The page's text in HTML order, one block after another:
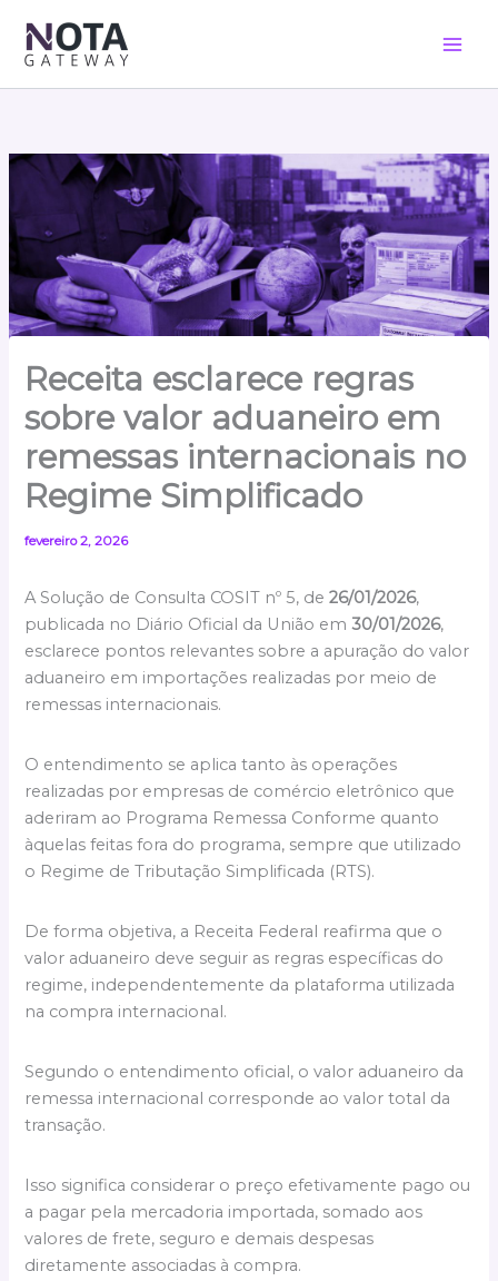
para
conteúdo
Receita esclarece regras
sobre valor aduaneiro em
remessas internacionais no
Regime Simplificado
fevereiro 2, 2026
A Solução de Consulta COSIT nº 5, de26/01/2026,
publicada no Diário Oficial da União em30/01/2026,
esclarece pontos relevantes sobre a apuração do valor
aduaneiro em importações realizadas por meio de
remessas internacionais.
O entendimento se aplica tanto às operações
realizadas por empresas de comércio eletrônico que
aderiram ao Programa Remessa Conforme quanto
àquelas feitas fora do programa, sempre que utilizado
o Regime de Tributação Simplificada (RTS).
De forma objetiva, a Receita Federal reafirma que o
valor aduaneiro deve seguir as regras específicas do
regime, independentemente da plataforma utilizada
na compra internacional.
Segundo o entendimento oficial, o valor aduaneiro da
remessa internacional corresponde ao valor total da
transação.
Isso significa considerar o preço efetivamente pago ou
a pagar pela mercadoria importada, somado aos
valores de frete, seguro e demais despesas
diretamente associadas à compra.